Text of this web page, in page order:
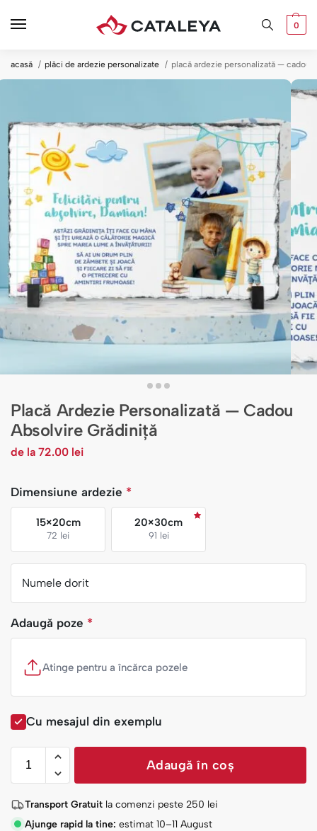
0
acasă plăci de ardezie personalizate placă ardezie personalizată — cadou
Placă Ardezie Personalizată — Cadou
Absolvire Grădiniță
de la 72.00 lei
Dimensiune ardezie *
15×20cm
72 lei
20×30cm
91 lei
Numele dorit
Adaugă poze *
Atinge pentru a încărca pozele
Cu mesajul din exemplu
Adaugă în coș
Transport Gratuit la comenzi peste 250 lei
Ajunge rapid la tine: estimat 10–11 August